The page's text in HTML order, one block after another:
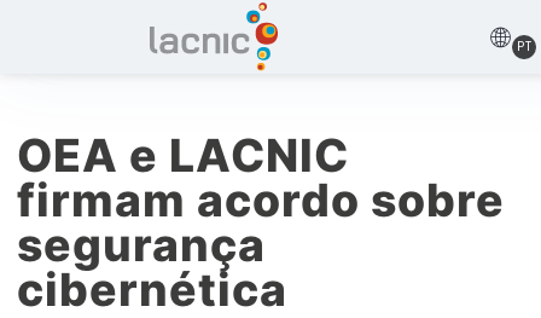
PT
OEA e LACNIC
firmam acordo sobre
segurança
cibernética